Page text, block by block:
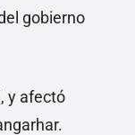
gobierno
y afectó